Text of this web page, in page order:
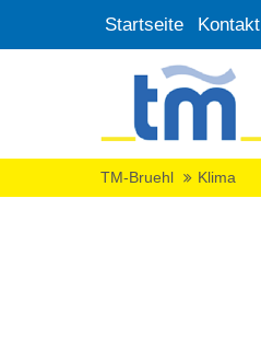
Startseite Kontakt
TM-Bruehl Klima